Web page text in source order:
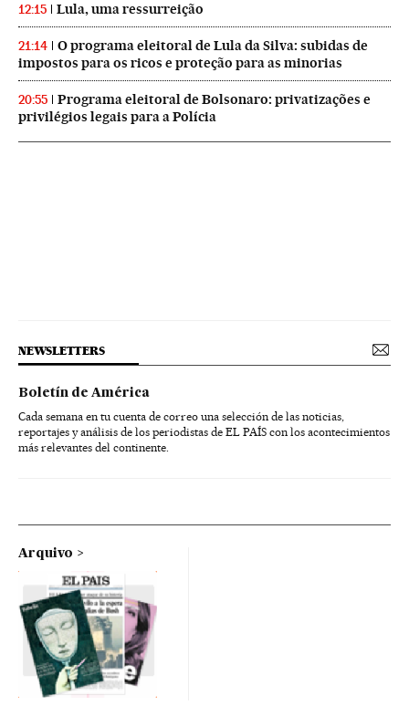
12:15 Lula, uma ressurreição
21:14
O programa eleitoral de Lula da Silva: subidas de
impostos para os ricos e proteção para as minorias
20:55
Programa eleitoral de Bolsonaro: privatizações e
privilégios legais para a Polícia
NEWSLETTERS
Boletín de América
Cada semana en tu cuenta de correo una selección de las noticias,
reportajes y análisis de los periodistas de EL PAÍS con los acontecimientos
más relevantes del continente.
Arquivo